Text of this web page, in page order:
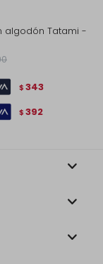
algodón Tatami -
$ 343
$ 392